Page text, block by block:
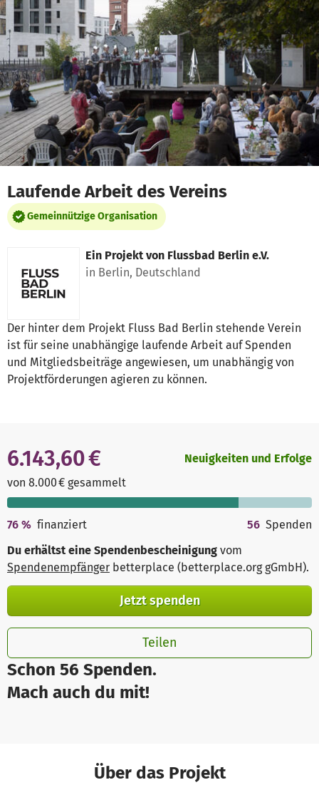
Zum Hauptinhalt springen
Erklärung zur Barrierefreiheit anzeigen
Laufende Arbeit des Vereins
Gemeinnützige Organisation
Ein Projekt von Flussbad Berlin e.V.
in Berlin, Deutschland
Der hinter dem Projekt Fluss Bad Berlin stehende Verein
ist für seine unabhängige laufende Arbeit auf Spenden
und Mitgliedsbeiträge angewiesen, um unabhängig von
Projektförderungen agieren zu können.
Schon 56 Spenden.
Mach auch du mit!
6.143,60 €
von 8.000 € gesammelt
Neuigkeiten und Erfolge
76 % finanziert 56 Spenden
Du erhältst eine Spendenbescheinigung vom
Spendenempfänger betterplace (betterplace.org gGmbH).
Jetzt spenden
Teilen
Über das Projekt